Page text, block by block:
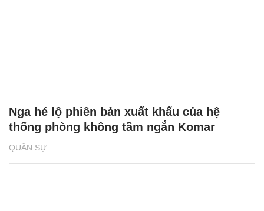
QUÂN SỰ
Nga hé lộ phiên bản xuất khẩu của hệ
thống phòng không tầm ngắn Komar